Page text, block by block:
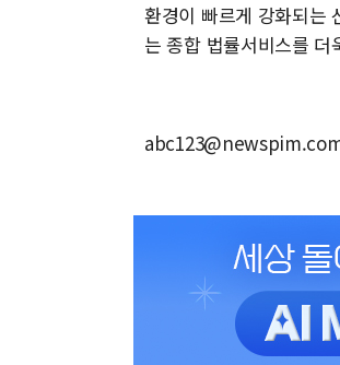
환경이 빠르게 강화되는
는 종합 법률서비스를